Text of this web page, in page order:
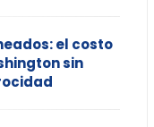
el costo
sin